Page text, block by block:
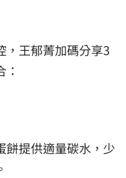
，王郁菁加碼分享3
餅提供適量碳水，少